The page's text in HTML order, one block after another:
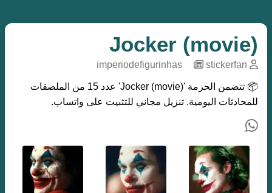
Jocker (movie)
imperiodefigurinhas stickerfan
📦 تتضمن الحزمة 'Jocker (movie)' عدد 15 من الملصقات
للمحادثات اليومية. تنزيل مجاني للتثبيت على واتساب.